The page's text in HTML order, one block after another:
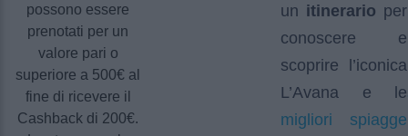
possono essere
prenotati per un
valore pari o
superiore a 500€ al
fine di ricevere il
Cashback di 200€.
un itinerario per
conoscere e
scoprire l’iconica
L’Avana e le
migliori spiagge